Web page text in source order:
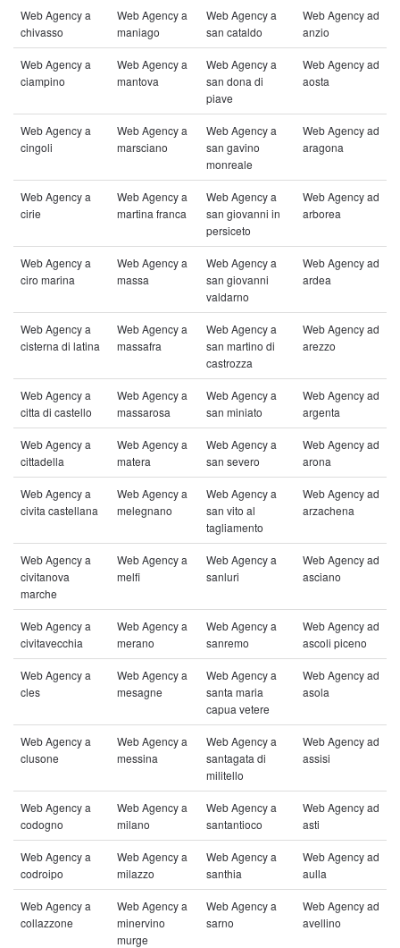
Web Agency a
chivasso
Web Agency a
maniago
Web Agency a
san cataldo
Web Agency ad
anzio
Web Agency a
ciampino
Web Agency a
mantova
Web Agency a
san dona di
piave
Web Agency ad
aosta
Web Agency a
cingoli
Web Agency a
marsciano
Web Agency a
san gavino
monreale
Web Agency ad
aragona
Web Agency a
cirie
Web Agency a
martina franca
Web Agency a
san giovanni in
persiceto
Web Agency ad
arborea
Web Agency a
ciro marina
Web Agency a
massa
Web Agency a
san giovanni
valdarno
Web Agency ad
ardea
Web Agency a
cisterna di latina
Web Agency a
massafra
Web Agency a
san martino di
castrozza
Web Agency ad
arezzo
Web Agency a
citta di castello
Web Agency a
massarosa
Web Agency a
san miniato
Web Agency ad
argenta
Web Agency a
cittadella
Web Agency a
matera
Web Agency a
san severo
Web Agency ad
arona
Web Agency a
civita castellana
Web Agency a
melegnano
Web Agency a
san vito al
tagliamento
Web Agency ad
arzachena
Web Agency a
civitanova
marche
Web Agency a
melfi
Web Agency a
sanluri
Web Agency ad
asciano
Web Agency a
civitavecchia
Web Agency a
merano
Web Agency a
sanremo
Web Agency ad
ascoli piceno
Web Agency a
cles
Web Agency a
mesagne
Web Agency a
santa maria
capua vetere
Web Agency ad
asola
Web Agency a
clusone
Web Agency a
messina
Web Agency a
santagata di
militello
Web Agency ad
assisi
Web Agency a
codogno
Web Agency a
milano
Web Agency a
santantioco
Web Agency ad
asti
Web Agency a
codroipo
Web Agency a
milazzo
Web Agency a
santhia
Web Agency ad
aulla
Web Agency a
collazzone
Web Agency a
minervino
murge
Web Agency a
sarno
Web Agency ad
avellino